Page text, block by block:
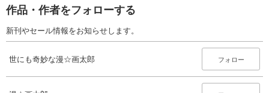
作品・作者をフォローする
新刊やセール情報をお知らせします。
世にも奇妙な漫☆画太郎 フォロー